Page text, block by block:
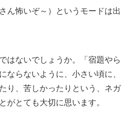
ん怖いぞ～）というモードは出
はないでしょうか。「宿題やら
ならないように、小さい頃に、
り、苦しかったりという、ネガ
がとても大切に思います。